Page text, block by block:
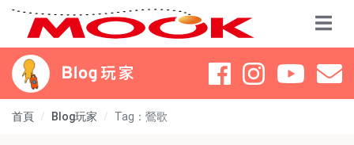
首頁 Blog玩家 Tag：鶯歌